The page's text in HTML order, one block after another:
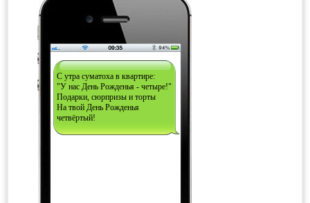
С утра суматоха в квартире:
"У нас День Рожденья - четыре!"
Подарки, сюрпризы и торты
На твой День Рожденья
четвёртый!